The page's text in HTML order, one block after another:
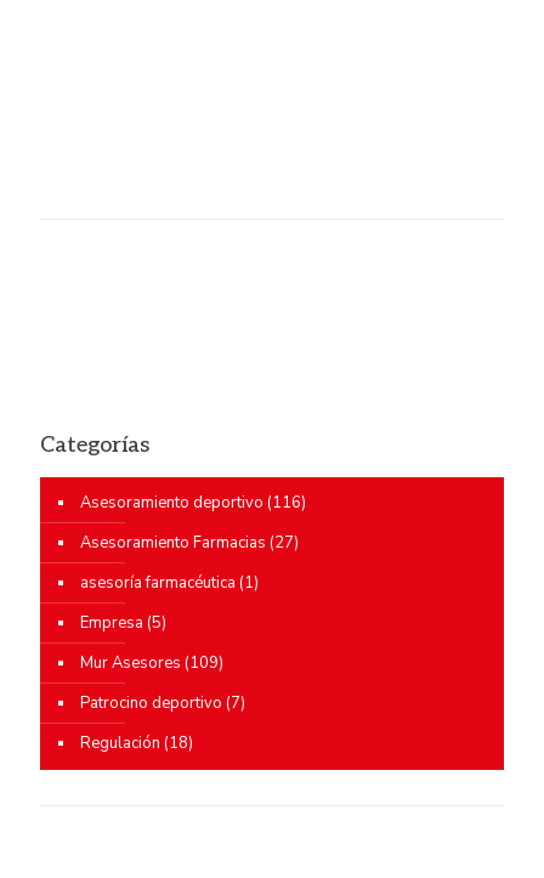
Categorías
Asesoramiento deportivo (116)
Asesoramiento Farmacias (27)
asesoría farmacéutica (1)
Empresa (5)
Mur Asesores (109)
Patrocino deportivo (7)
Regulación (18)